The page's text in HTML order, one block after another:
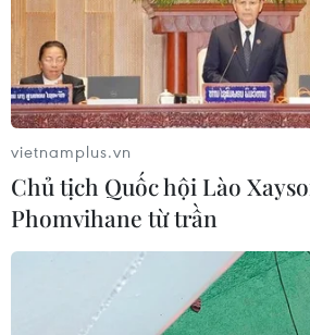
Theo dõi VietnamPlus
vietnamplus.vn
Chủ tịch Quốc hội Lào
Phomvihane từ trần